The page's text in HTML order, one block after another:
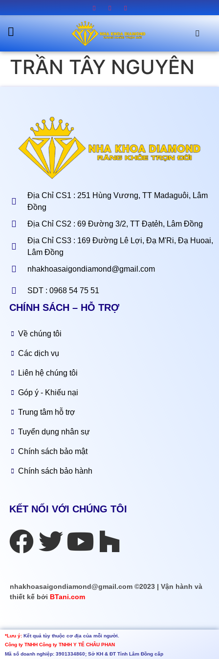
TRẦN TÂY NGUYÊN
Địa Chỉ CS1 : 251 Hùng Vương, TT Madaguôi, Lâm
Đồng
Địa Chỉ CS2 : 69 Đường 3/2, TT Đạtẻh, Lâm Đồng
Địa Chỉ CS3 : 169 Đường Lê Lợi, Đạ M'Ri, Đạ Huoai,
Lâm Đồng
nhakhoasaigondiamond@gmail.com
SDT : 0968 54 75 51
CHÍNH SÁCH – HỖ TRỢ
Về chúng tôi
Các dịch vụ
Liên hệ chúng tôi
Góp ý - Khiếu nại
Trung tâm hỗ trợ
Tuyển dụng nhân sự
Chính sách bảo mật
Chính sách bảo hành
KẾT NỐI VỚI CHÚNG TÔI
nhakhoasaigondiamond@gmail.com ©2023 | Vận hành và
thiết kế bởi BTani.com
*Lưu ý: Kết quả tùy thuộc cơ địa của mỗi người.
Công ty TNHH Công ty TNHH Y TẾ CHÂU PHAN
Mã số doanh nghiệp: 3901334860; Sở KH & ĐT Tỉnh Lâm Đồng cấp